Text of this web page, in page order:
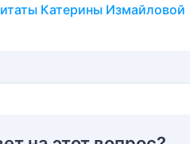
Катерины Измайловой